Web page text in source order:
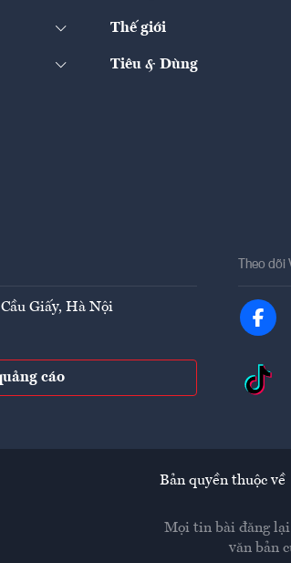
Thế giới
Tiêu & Dùng
Giấy, Hà Nội
cáo
Theo
Bản quyền thuộc về
Mọi tin bài đăng lại
văn bản